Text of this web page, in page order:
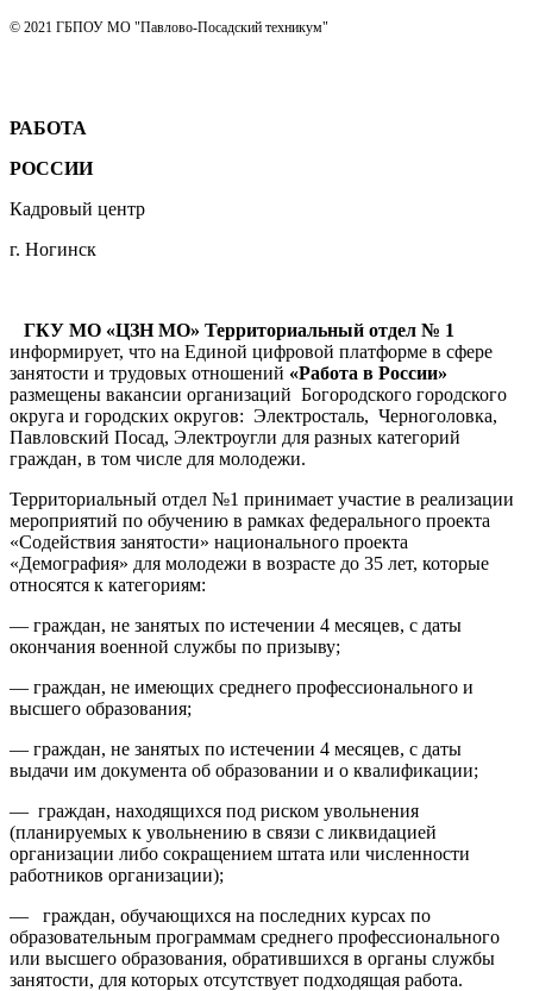
© 2021 ГБПОУ МО "Павлово-Посадский техникум"
РАБОТА
РОССИИ
Кадровый центр
г. Ногинск
ГКУ МО «ЦЗН МО» Территориальный отдел № 1
информирует, что на Единой цифровой платформе в сфере
занятости и трудовых отношений «Работа в России»
размещены вакансии организаций Богородского городского
округа и городских округов: Электросталь, Черноголовка,
Павловский Посад, Электроугли для разных категорий
граждан, в том числе для молодежи.
Территориальный отдел №1 принимает участие в реализации
мероприятий по обучению в рамках федерального проекта
«Содействия занятости» национального проекта
«Демография» для молодежи в возрасте до 35 лет, которые
относятся к категориям:
— граждан, не занятых по истечении 4 месяцев, с даты
окончания военной службы по призыву;
— граждан, не имеющих среднего профессионального и
высшего образования;
— граждан, не занятых по истечении 4 месяцев, с даты
выдачи им документа об образовании и о квалификации;
— граждан, находящихся под риском увольнения
(планируемых к увольнению в связи с ликвидацией
организации либо сокращением штата или численности
работников организации);
— граждан, обучающихся на последних курсах по
образовательным программам среднего профессионального
или высшего образования, обратившихся в органы службы
занятости, для которых отсутствует подходящая работа.